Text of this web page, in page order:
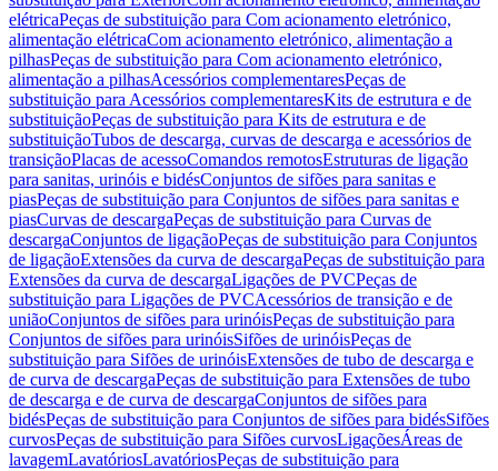
elétricaPeças de substituição para Com acionamento eletrónico,
alimentação elétricaCom acionamento eletrónico, alimentação a
pilhasPeças de substituição para Com acionamento eletrónico,
alimentação a pilhasAcessórios complementaresPeças de
substituição para Acessórios complementaresKits de estrutura e de
substituiçãoPeças de substituição para Kits de estrutura e de
substituiçãoTubos de descarga, curvas de descarga e acessórios de
transiçãoPlacas de acessoComandos remotosEstruturas de ligação
para sanitas, urinóis e bidésConjuntos de sifões para sanitas e
piasPeças de substituição para Conjuntos de sifões para sanitas e
piasCurvas de descargaPeças de substituição para Curvas de
descargaConjuntos de ligaçãoPeças de substituição para Conjuntos
de ligaçãoExtensões da curva de descargaPeças de substituição para
Extensões da curva de descargaLigações de PVCPeças de
substituição para Ligações de PVCAcessórios de transição e de
uniãoConjuntos de sifões para urinóisPeças de substituição para
Conjuntos de sifões para urinóisSifões de urinóisPeças de
substituição para Sifões de urinóisExtensões de tubo de descarga e
de curva de descargaPeças de substituição para Extensões de tubo
de descarga e de curva de descargaConjuntos de sifões para
bidésPeças de substituição para Conjuntos de sifões para bidésSifões
curvosPeças de substituição para Sifões curvosLigaçõesÁreas de
lavagemLavatóriosLavatóriosPeças de substituição para